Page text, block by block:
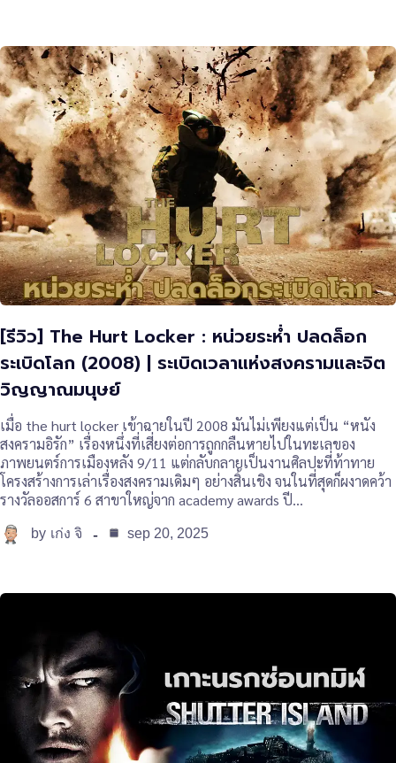
[รีวิว] The Hurt Locker : หน่วยระห่ำ ปลดล็อก
ระเบิดโลก (2008) | ระเบิดเวลาแห่งสงครามและจิต
วิญญาณมนุษย์
เมื่อ the hurt locker เข้าฉายในปี 2008 มันไม่เพียงแต่เป็น “หนัง
สงครามอิรัก” เรื่องหนึ่งที่เสี่ยงต่อการถูกกลืนหายไปในทะเลของ
ภาพยนตร์การเมืองหลัง 9/11 แต่กลับกลายเป็นงานศิลปะที่ท้าทาย
โครงสร้างการเล่าเรื่องสงครามเดิมๆ อย่างสิ้นเชิง จนในที่สุดก็ผงาดคว้า
รางวัลออสการ์ 6 สาขาใหญ่จาก academy awards ปี…
by เก่ง จิ sep 20, 2025